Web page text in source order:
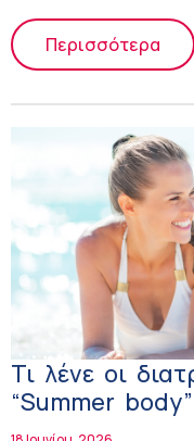
Περισσότερα
Τι λένε οι
“Summer
δημιουργεί